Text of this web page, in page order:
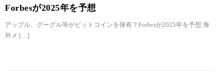
Forbesが2025年を予想
アップル、グーグル等がビットコインを保有？Forbesが2025年を予想 海
外メ […]